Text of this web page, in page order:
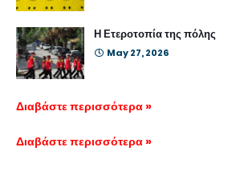
Η Ετεροτοπία της πόλης
May 27, 2026
Διαβάστε περισσότερα »
Διαβάστε περισσότερα »